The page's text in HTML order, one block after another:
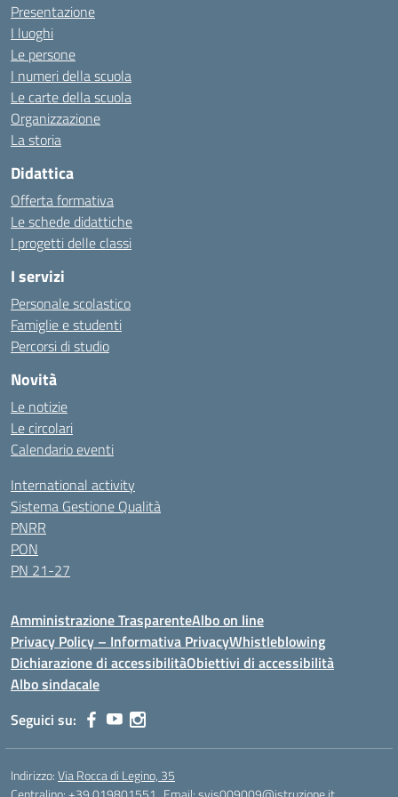
Presentazione
I luoghi
Le persone
I numeri della scuola
Le carte della scuola
Organizzazione
La storia
Didattica
Offerta formativa
Le schede didattiche
I progetti delle classi
I servizi
Personale scolastico
Famiglie e studenti
Percorsi di studio
Novità
Le notizie
Le circolari
Calendario eventi
International activity
Sistema Gestione Qualità
PNRR
PON
PN 21-27
Amministrazione TrasparenteAlbo on line
Privacy Policy – Informativa PrivacyWhistleblowing
Dichiarazione di accessibilitàObiettivi di accessibilità
Albo sindacale
Seguici su:
Indirizzo:Via Rocca di Legino, 35